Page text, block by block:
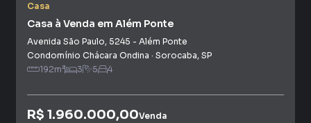
Casa
Casa à Venda em Além Ponte
Avenida São Paulo, 5245 - Além Ponte
Condomínio Chácara Ondina · Sorocaba, SP
192m² 3 5 4
R$ 1.960.000,00Venda